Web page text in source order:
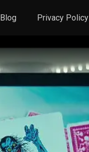
Blog Privacy Policy